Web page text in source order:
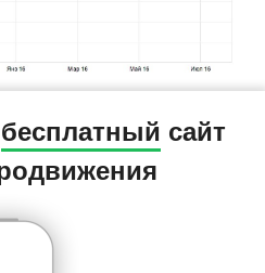
бесплатный сайт